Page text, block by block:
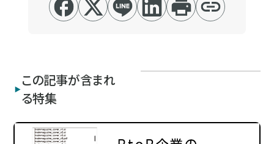
この記事が含まれ
る特集